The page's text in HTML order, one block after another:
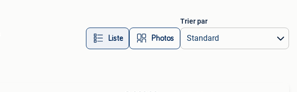
Liste Photos
Trier par